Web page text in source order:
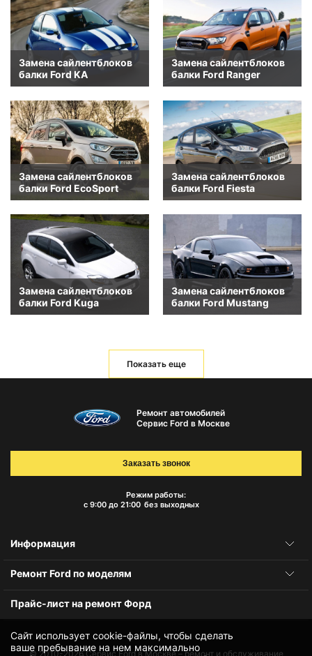
Замена сайлентблоков
балки Ford KA
Замена сайлентблоков
балки Ford Ranger
Замена сайлентблоков
балки Ford EcoSport
Замена сайлентблоков
балки Ford Fiesta
Замена сайлентблоков
балки Ford Kuga
Замена сайлентблоков
балки Ford Mustang
Показать еще
Сайт использует cookie-файлы, чтобы сделать
ваше пребывание на нем максимально
Ремонт автомобилей
Сервис Ford в Москве
Режим работы:
с 9:00 до 21:00 без выходных
Заказать звонок
Информация
Ремонт Ford по моделям
Прайс-лист на ремонт Форд
© 2010-2026Сервис Ford в Москве – ремонт и обслуживание